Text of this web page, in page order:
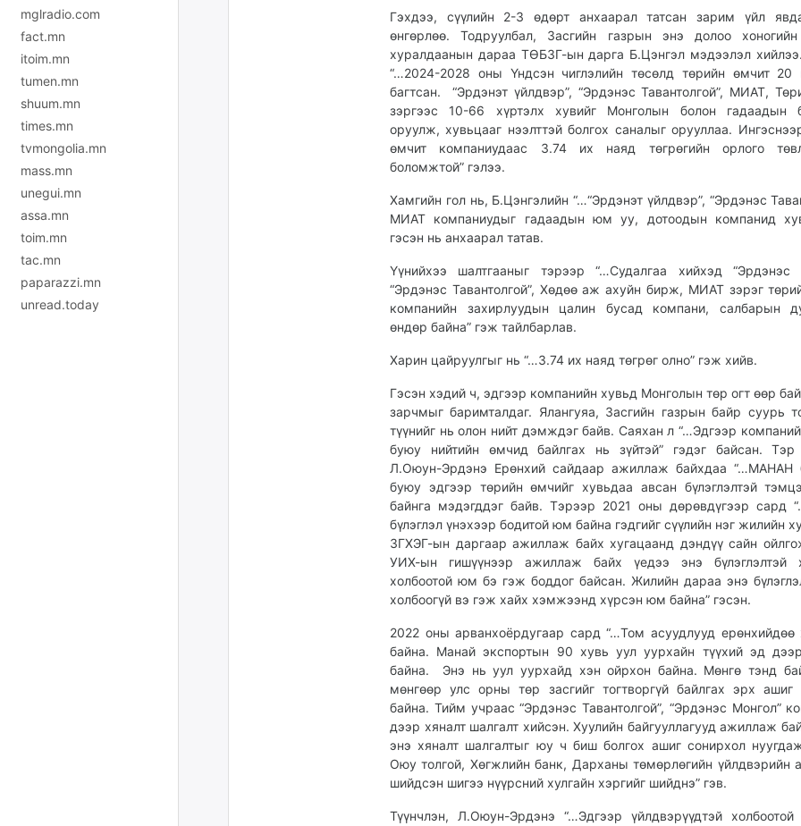
mglradio.com
fact.mn
itoim.mn
tumen.mn
shuum.mn
times.mn
tvmongolia.mn
mass.mn
unegui.mn
assa.mn
toim.mn
tac.mn
paparazzi.mn
unread.today
Гэхдээ, сүүлийн 2-3 өдөрт анхаарал татсан зарим үйл
өнгөрлөө. Тодруулбал, Засгийн газрын энэ долоо
хуралдаанын дараа ТӨБЗГ-ын дарга Б.Цэнгэл мэдээлэл
“…2024-2028 оны Үндсэн чиглэлийн төсөлд төрийн өмчит 20
багтсан. “Эрдэнэт үйлдвэр”, “Эрдэнэс Тавантолгой”, МИАТ,
зэргээс 10-66 хүртэлх хувийг Монголын болон гадаадын
оруулж, хувьцааг нээлттэй болгох саналыг орууллаа.
өмчит компаниудаас 3.74 их наяд төгрөгийн орлого
боломжтой” гэлээ.
Хамгийн гол нь, Б.Цэнгэлийн “…“Эрдэнэт үйлдвэр”, “Эрдэнэс
МИАТ компаниудыг гадаадын юм уу, дотоодын компанид
гэсэн нь анхаарал татав.
Үүнийхээ шалтгааныг тэрээр “…Судалгаа хийхэд “Эрдэнэс
“Эрдэнэс Тавантолгой”, Хөдөө аж ахуйн бирж, МИАТ зэрэг
компанийн захирлуудын цалин бусад компани, салбарын
өндөр байна” гэж тайлбарлав.
Харин цайруулгыг нь “…3.74 их наяд төгрөг олно” гэж хийв.
Гэсэн хэдий ч, эдгээр компанийн хувьд Монголын төр огт өөр
зарчмыг баримталдаг. Ялангуяа, Засгийн газрын байр суурь
түүнийг нь олон нийт дэмждэг байв. Саяхан л “…Эдгээр
буюу нийтийн өмчид байлгах нь зүйтэй” гэдэг байсан. Тэр
Л.Оюун-Эрдэнэ Ерөнхий сайдаар ажиллаж байхдаа “…МАНАН
буюу эдгээр төрийн өмчийг хувьдаа авсан бүлэглэлтэй
байнга мэдэгддэг байв. Тэрээр 2021 оны дөрөвдүгээр сард
бүлэглэл үнэхээр бодитой юм байна гэдгийг сүүлийн нэг жилийн
ЗГХЭГ-ын даргаар ажиллаж байх хугацаанд дэндүү сайн
УИХ-ын гишүүнээр ажиллаж байх үедээ энэ бүлэглэлтэй
холбоотой юм бэ гэж боддог байсан. Жилийн дараа энэ
холбоогүй вэ гэж хайх хэмжээнд хүрсэн юм байна” гэсэн.
2022 оны арванхоёрдугаар сард “…Том асуудлууд ерөнхийдөө
байна. Манай экспортын 90 хувь уул уурхайн түүхий эд
байна. Энэ нь уул уурхайд хэн ойрхон байна. Мөнгө тэнд
мөнгөөр улс орны төр засгийг тогтворгүй байлгах эрх ашиг
байна. Тийм учраас “Эрдэнэс Тавантолгой”, “Эрдэнэс Монгол”
дээр хяналт шалгалт хийсэн. Хуулийн байгууллагууд ажиллаж
энэ хяналт шалгалтыг юу ч биш болгох ашиг сонирхол
Оюу толгой, Хөгжлийн банк, Дарханы төмөрлөгийн үйлдвэрийн
шийдсэн шигээ нүүрсний хулгайн хэргийг шийднэ” гэв.
Түүнчлэн, Л.Оюун-Эрдэнэ “…Эдгээр үйлдвэрүүдтэй холбоотой